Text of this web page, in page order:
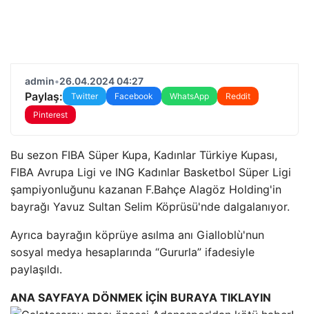
admin•26.04.2024 04:27
Paylaş: Twitter Facebook WhatsApp
Reddit
Pinterest
Bu sezon FIBA ​​Süper Kupa, Kadınlar Türkiye Kupası,
FIBA ​​Avrupa Ligi ve ING Kadınlar Basketbol Süper Ligi
şampiyonluğunu kazanan F.Bahçe Alagöz Holding'in
bayrağı Yavuz Sultan Selim Köprüsü'nde dalgalanıyor.
Ayrıca bayrağın köprüye asılma anı Gialloblù'nun
sosyal medya hesaplarında “Gururla” ifadesiyle
paylaşıldı.
ANA SAYFAYA DÖNMEK İÇİN BURAYA TIKLAYIN